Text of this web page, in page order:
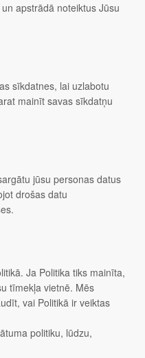
apstrādā noteiktus Jūsu
sīkdatnes, lai uzlabotu
mainīt savas sīkdatņu
jūsu personas datus
drošas datu
Ja Politika tiks mainīta,
tīmekļa vietnē. Mēs
vai Politikā ir veiktas
politiku, lūdzu,